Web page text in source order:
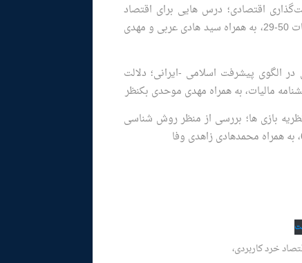
اقتصادی؛ درس ‏هایی برای اقتصاد
اسلامی”، تابستان 1392؛ معرفت اقتصاد اسلامی، صفحات 50-29، به همراه سید هادی عربی و مهدی
الگوی پیشرفت اسلامی -ایرانی؛ دلالت
بازی‏ ها؛ بررسی از منظر روش‏ شناسی
خرد کاربردی،